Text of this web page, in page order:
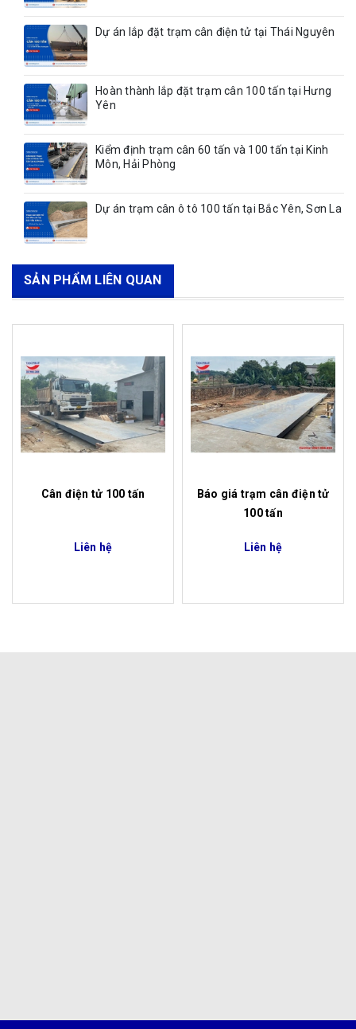
Dự án lắp đặt trạm cân điện tử tại Thái Nguyên
Hoàn thành lắp đặt trạm cân 100 tấn tại Hưng
Yên
Kiểm định trạm cân 60 tấn và 100 tấn tại Kinh
Môn, Hải Phòng
Dự án trạm cân ô tô 100 tấn tại Bắc Yên, Sơn La
SẢN PHẨM LIÊN QUAN
Cân điện tử 100 tấn
Liên hệ
Báo giá trạm cân điện tử
100 tấn
Liên hệ